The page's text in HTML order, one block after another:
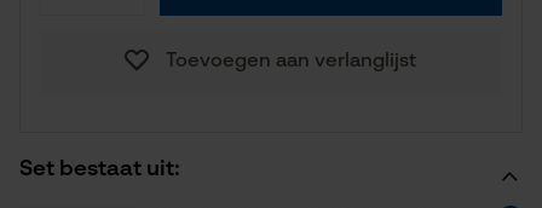
Set bestaat uit:
Toevoegen aan verlanglijst